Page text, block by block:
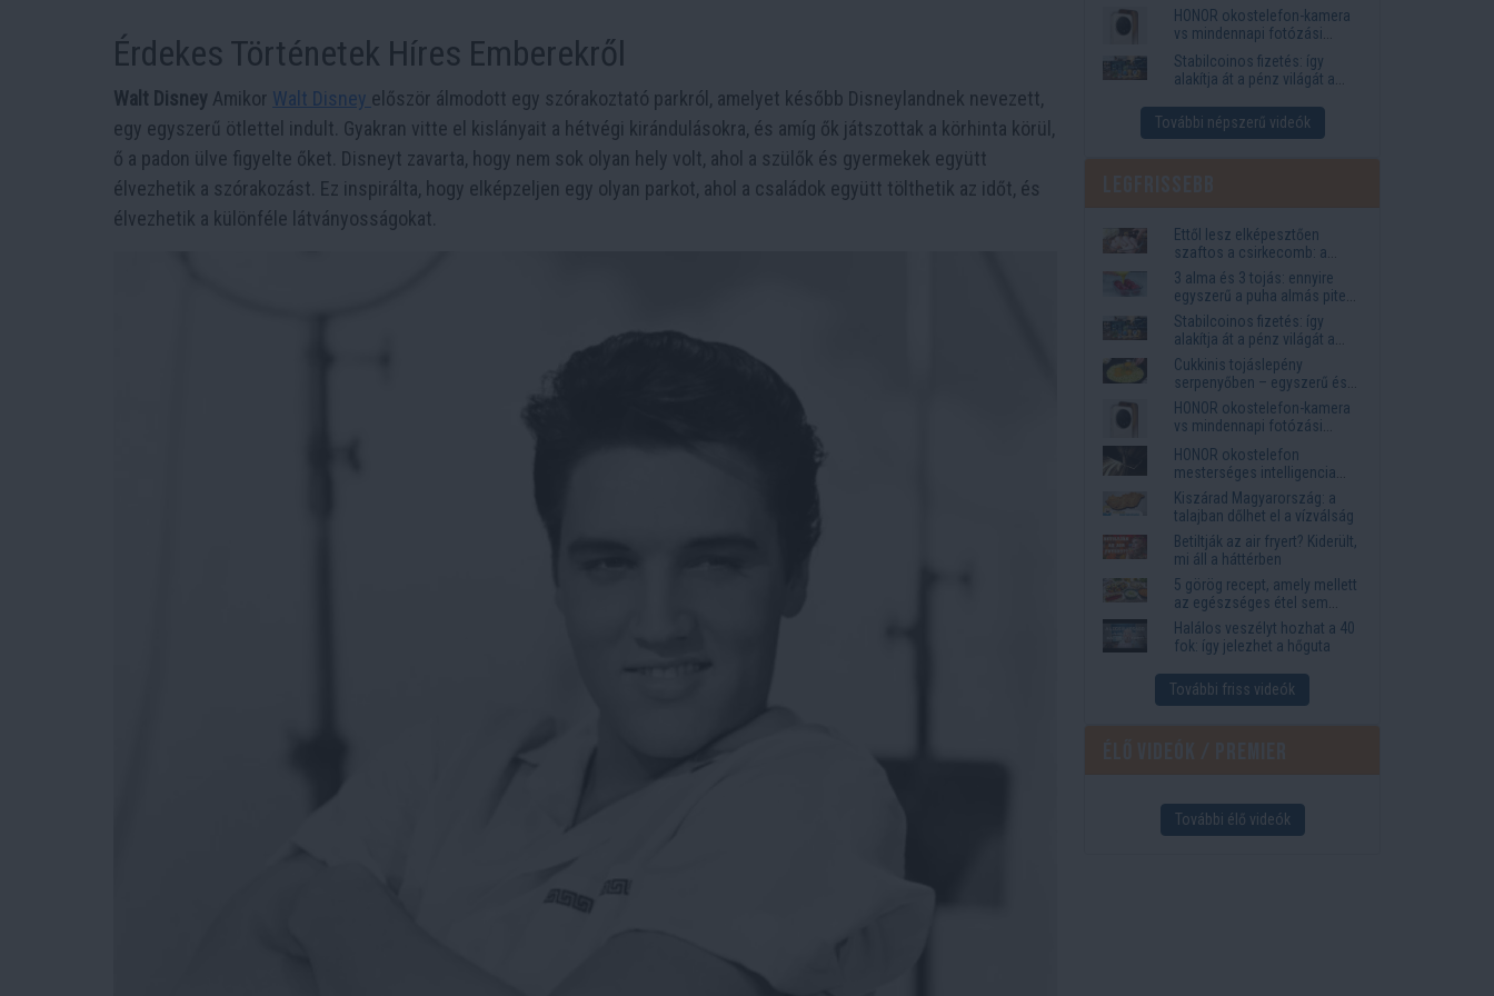
Érdekes Történetek Híres Emberekről
Walt Disney Amikor Walt Disney először álmodott egy szórakoztató parkról, amelyet később Disneylandnek nevezett,
egy egyszerű ötlettel indult. Gyakran vitte el kislányait a hétvégi kirándulásokra, és amíg ők játszottak a körhinta körül,
ő a padon ülve figyelte őket. Disneyt zavarta, hogy nem sok olyan hely volt, ahol a szülők és gyermekek együtt
élvezhetik a szórakozást. Ez inspirálta, hogy elképzeljen egy olyan parkot, ahol a családok együtt tölthetik az időt, és
élvezhetik a különféle látványosságokat.
funkciók, amelyek
megkönnyítik az életet
HONOR okostelefon-kamera
vs mindennapi fotózási
igények
Stabilcoinos fizetés: így
alakítja át a pénz világát a
Western Union
További népszerű videók
Ettől lesz elképesztően
szaftos a csirkecomb: a
sörös pác a titok
3 alma és 3 tojás: ennyire
egyszerű a puha almás pite
titka
Stabilcoinos fizetés: így
alakítja át a pénz világát a
Visa, a Mastercard és a
Western Union
Cukkinis tojáslepény
serpenyőben – egyszerű és
laktató vacsora
HONOR okostelefon-kamera
vs mindennapi fotózási
igények
HONOR okostelefon
mesterséges intelligencia
funkciók, amelyek
megkönnyítik az életet
Kiszárad Magyarország: a
talajban dőlhet el a vízválság
Betiltják az air fryert? Kiderült,
mi áll a háttérben
5 görög recept, amely mellett
az egészséges étel sem
tűnik lemondásnak
Halálos veszélyt hozhat a 40
fok: így jelezhet a hőguta
További friss videók
További élő videók